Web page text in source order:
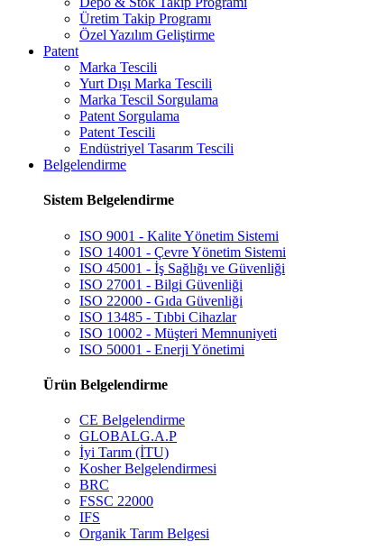
Üretim Takip Programı
Özel Yazılım Geliştirme
Patent
Marka Tescili
Yurt Dışı Marka Tescili
Marka Tescil Sorgulama
Patent Sorgulama
Patent Tescili
Endüstriyel Tasarım Tescili
Belgelendirme
Sistem Belgelendirme
ISO 9001 - Kalite Yönetim Sistemi
ISO 14001 - Çevre Yönetim Sistemi
ISO 45001 - İş Sağlığı ve Güvenliği
ISO 27001 - Bilgi Güvenliği
ISO 22000 - Gıda Güvenliği
ISO 13485 - Tıbbi Cihazlar
ISO 10002 - Müşteri Memnuniyeti
ISO 50001 - Enerji Yönetimi
Ürün Belgelendirme
CE Belgelendirme
GLOBALG.A.P
İyi Tarım (İTU)
Kosher Belgelendirmesi
BRC
FSSC 22000
IFS
Organik Tarım Belgesi